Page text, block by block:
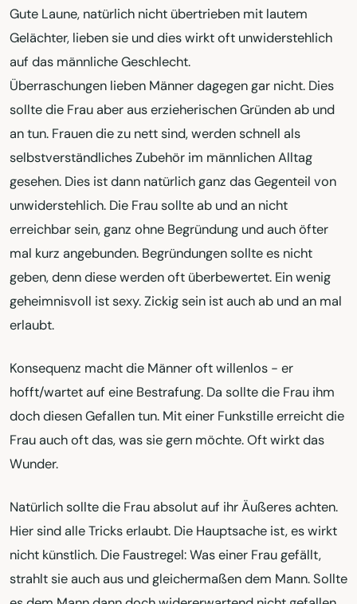
Gute Laune, natürlich nicht übertrieben mit lautem
Gelächter, lieben sie und dies wirkt oft unwiderstehlich
auf das männliche Geschlecht.
Überraschungen lieben Männer dagegen gar nicht. Dies
sollte die Frau aber aus erzieherischen Gründen ab und
an tun. Frauen die zu nett sind, werden schnell als
selbstverständliches Zubehör im männlichen Alltag
gesehen. Dies ist dann natürlich ganz das Gegenteil von
unwiderstehlich. Die Frau sollte ab und an nicht
erreichbar sein, ganz ohne Begründung und auch öfter
mal kurz angebunden. Begründungen sollte es nicht
geben, denn diese werden oft überbewertet. Ein wenig
geheimnisvoll ist sexy. Zickig sein ist auch ab und an mal
erlaubt.
Konsequenz macht die Männer oft willenlos - er
hofft/wartet auf eine Bestrafung. Da sollte die Frau ihm
doch diesen Gefallen tun. Mit einer Funkstille erreicht die
Frau auch oft das, was sie gern möchte. Oft wirkt das
Wunder.
Natürlich sollte die Frau absolut auf ihr Äußeres achten.
Hier sind alle Tricks erlaubt. Die Hauptsache ist, es wirkt
nicht künstlich. Die Faustregel: Was einer Frau gefällt,
strahlt sie auch aus und gleichermaßen dem Mann. Sollte